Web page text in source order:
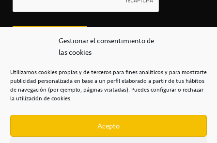
Gestionar el consentimiento de
las cookies
Utilizamos cookies propias y de terceros para fines analíticos y para mostrarte
publicidad personalizada en base a un perfil elaborado a partir de tus hábitos
de navegación (por ejemplo, páginas visitadas). Puedes configurar o rechazar
la utilización de cookies.
Acepto
secretaria@cbcanarias.es
+34 922 253 684
Casa del Deporte / 38108 – La Laguna